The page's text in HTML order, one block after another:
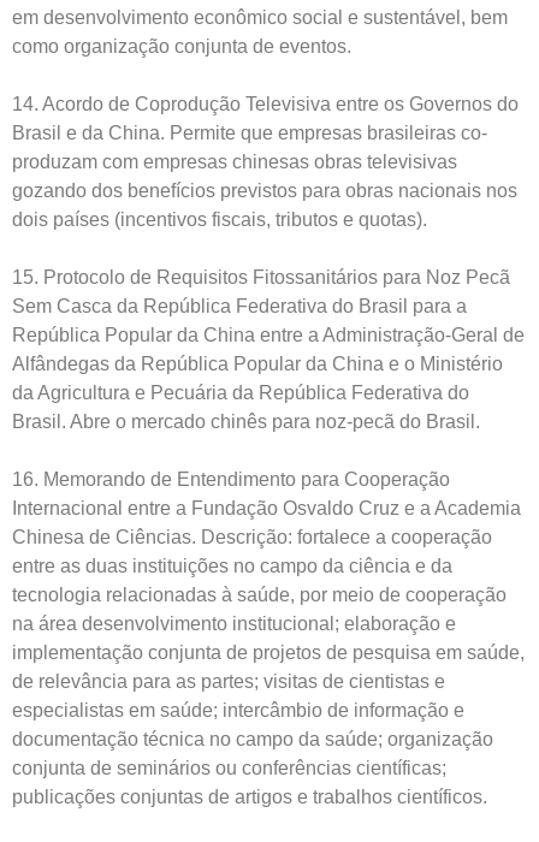
em desenvolvimento econômico social e sustentável, bem
como organização conjunta de eventos.
14. Acordo de Coprodução Televisiva entre os Governos do
Brasil e da China. Permite que empresas brasileiras co-
produzam com empresas chinesas obras televisivas
gozando dos benefícios previstos para obras nacionais nos
dois países (incentivos fiscais, tributos e quotas).
15. Protocolo de Requisitos Fitossanitários para Noz Pecã
Sem Casca da República Federativa do Brasil para a
República Popular da China entre a Administração-Geral de
Alfândegas da República Popular da China e o Ministério
da Agricultura e Pecuária da República Federativa do
Brasil. Abre o mercado chinês para noz-pecã do Brasil.
16. Memorando de Entendimento para Cooperação
Internacional entre a Fundação Osvaldo Cruz e a Academia
Chinesa de Ciências. Descrição: fortalece a cooperação
entre as duas instituições no campo da ciência e da
tecnologia relacionadas à saúde, por meio de cooperação
na área desenvolvimento institucional; elaboração e
implementação conjunta de projetos de pesquisa em saúde,
de relevância para as partes; visitas de cientistas e
especialistas em saúde; intercâmbio de informação e
documentação técnica no campo da saúde; organização
conjunta de seminários ou conferências científicas;
publicações conjuntas de artigos e trabalhos científicos.